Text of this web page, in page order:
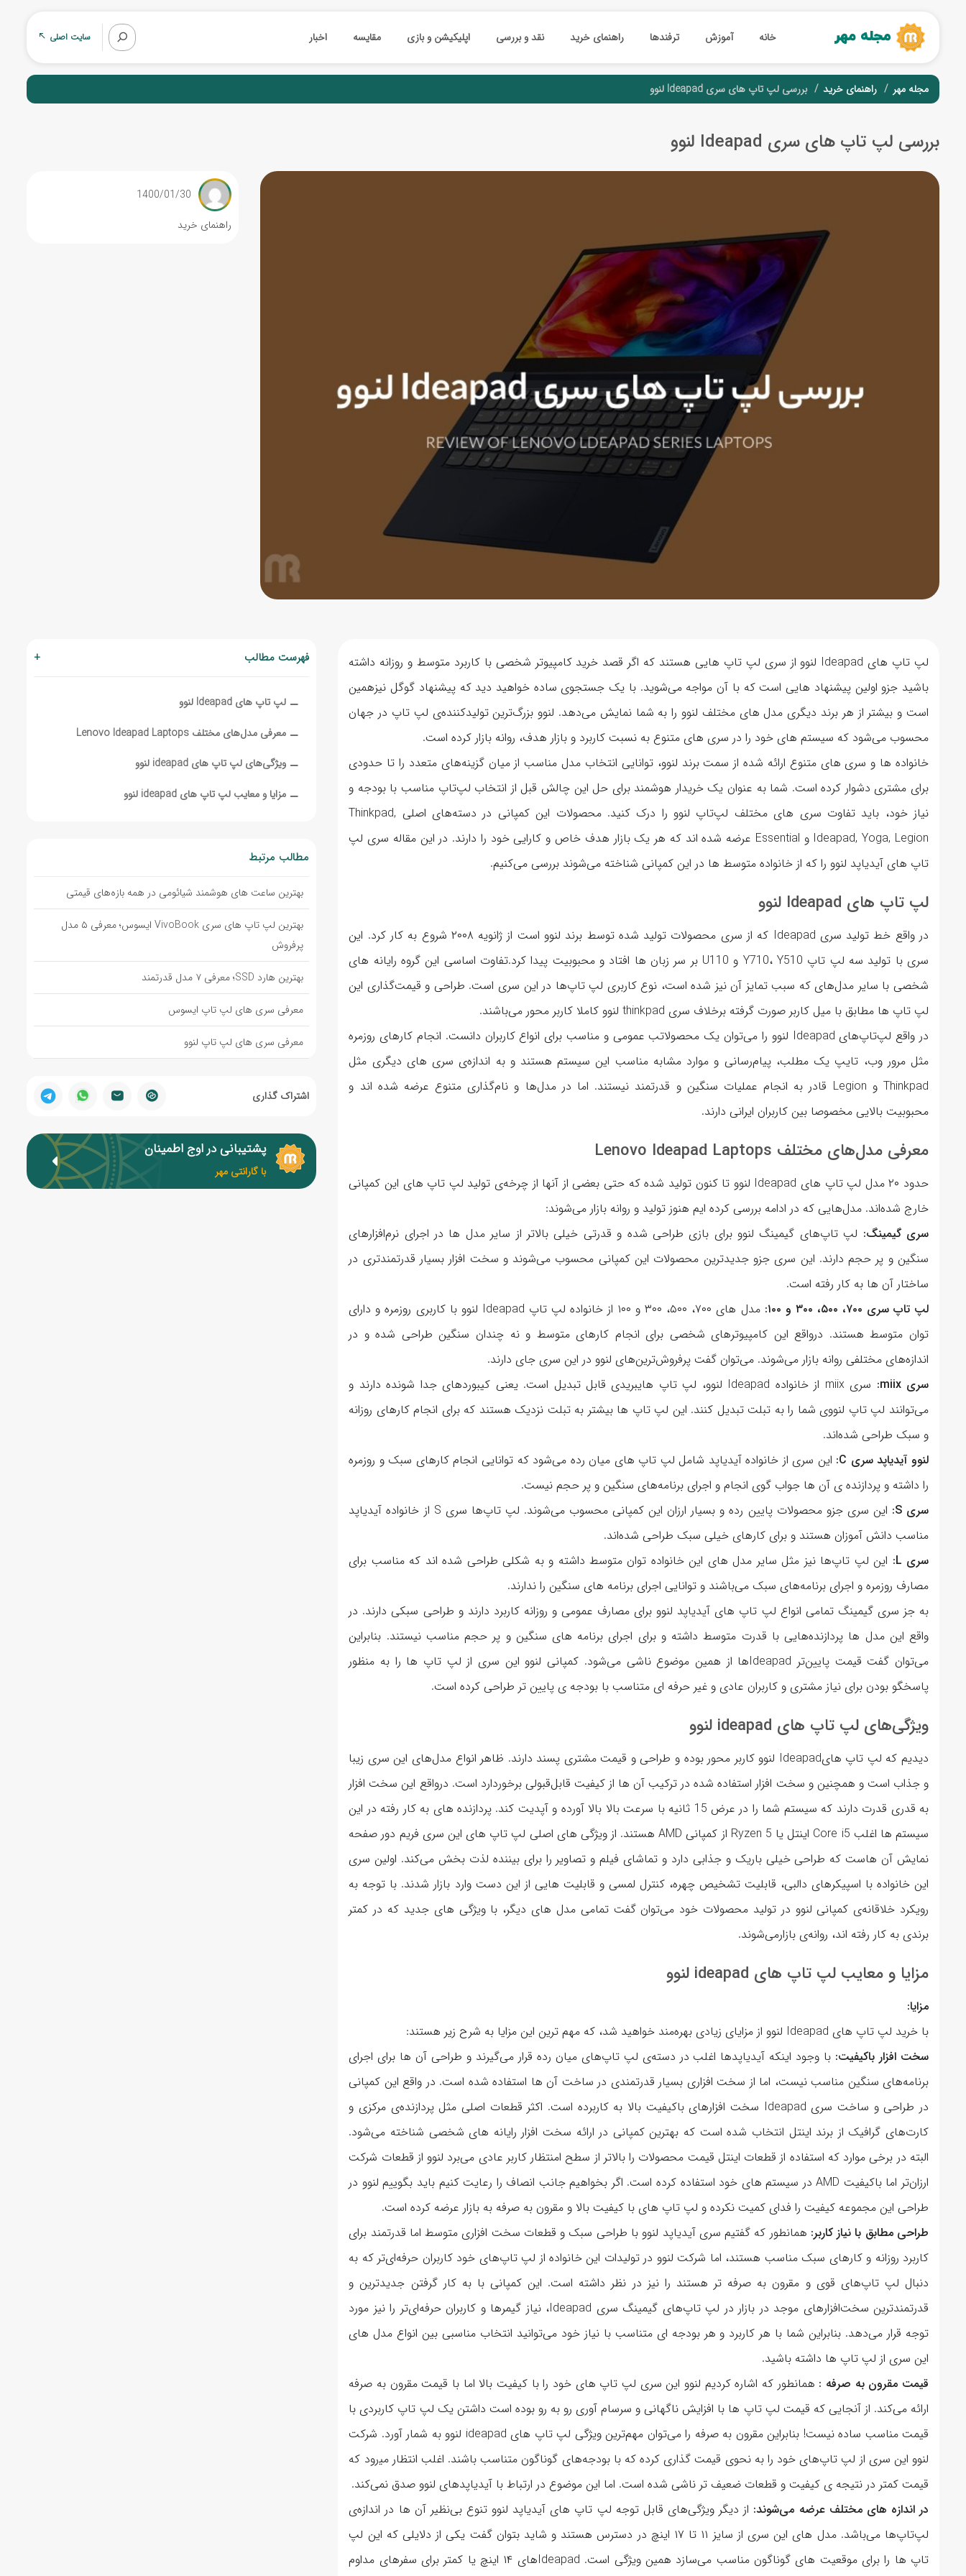
خانه آموزش ترفندها راهنمای خرید نقد و بررسی اپلیکیشن و بازی مقایسه اخبار سایت اصلی
مجله مهر راهنمای خرید بررسی لپ تاپ های سری Ideapad لنوو
بررسی لپ تاپ های سری Ideapad لنوو
1400/01/30
راهنمای خرید
لپ تاپ های Ideapad لنوو از سری لپ تاپ هایی هستند که اگر قصد خرید کامپیوتر شخصی با کاربرد متوسط و روزانه داشته
باشید جزو اولین پیشنهاد هایی است که با آن مواجه می‌شوید. با یک جستجوی ساده خواهید دید که پیشنهاد گوگل نیزهمین
است و بیشتر از هر برند دیگری مدل های مختلف لنوو را به شما نمایش می‌دهد. لنوو بزرگ‌ترین تولیدکننده‌ی لپ تاپ در جهان
محسوب می‌شود که سیستم های خود را در سری های متنوع به نسبت کاربرد و بازار هدف، روانه بازار کرده است.
خانواده ها و سری های متنوع ارائه شده از سمت برند لنوو، توانایی انتخاب مدل مناسب از میان گزینه‌های متعدد را تا حدودی
برای مشتری دشوار کرده است. شما به عنوان یک خریدار هوشمند برای حل این چالش قبل از انتخاب لپ‌تاپ مناسب با بودجه و
نیاز خود، باید تفاوت سری های مختلف لپ‌تاپ لنوو را درک کنید. محصولات این کمپانی در دسته‌های اصلی Thinkpad,
Ideapad, Yoga, Legion و Essential عرضه شده اند که هر یک بازار هدف خاص و کارایی خود را دارند. در این مقاله سری لپ
تاپ های آیدیاپد لنوو را که از خانواده متوسط ها در این کمپانی شناخته می‌شوند بررسی می‌کنیم.
لپ‌ تاپ های Ideapad لنوو
در واقع خط تولید سری Ideapad که از سری محصولات تولید شده توسط برند لنوو است از ژانویه ۲۰۰۸ شروع به کار کرد. این
سری با تولید سه لپ تاپ Y710، Y510 و U110 بر سر زبان ها افتاد و محبوبیت پیدا کرد.تفاوت اساسی این گروه رایانه های
شخصی با سایر مدل‌های که سبب تمایز آن نیز شده است، نوع کاربری لپ تاپ‌ها در این سری است. طراحی و قیمت‌گذاری این
لپ تاپ ها مطابق با میل کاربر صورت گرفته برخلاف سری thinkpad لنوو کاملا کاربر محور می‌باشند.
در واقع لپ‌تاپ‌های Ideapad لنوو را می‌توان یک محصولاتب عمومی و مناسب برای انواع کاربران دانست. انجام کارهای روزمره
مثل مرور وب، تایپ یک مطلب، پیام‌رسانی و موارد مشابه مناسب این سیستم هستند و به ‌اندازه‌ی سری های دیگری مثل
Thinkpad و Legion قادر به انجام عملیات سنگین و قدرتمند نیستند. اما در مدل‌ها و نام‌گذاری متنوع عرضه شده اند و
محبوبیت بالایی مخصوصا بین کاربران ایرانی دارند.
معرفی مدل‌های مختلف Lenovo Ideapad Laptops
حدود ۲۰ مدل لپ تاپ های Ideapad لنوو تا کنون تولید شده‌ که حتی بعضی از آنها از چرخه‌ی تولید لپ تاپ های این کمپانی
خارج شده‌اند. مدل‌هایی که در ادامه بررسی کرده ایم هنوز تولید و روانه بازار می‌شوند:
سری گیمینگ: لپ تاپ‌های گیمینگ لنوو برای بازی طراحی شده‌ و قدرتی خیلی بالاتر از سایر مدل ها در اجرای نرم‌افزارهای
سنگین و پر حجم دارند. این سری جزو جدید‌ترین محصولات این کمپانی محسوب می‌شوند و سخت افزار بسیار قدرتمندتری در
ساختار آن ها به کار رفته است.
لپ تاپ سری ۷۰۰، ۵۰۰، ۳۰۰ و ۱۰۰:
مدل های ۷۰۰، ۵۰۰، ۳۰۰ و ۱۰۰ از خانواده لپ تاپ Ideapad لنوو با کاربری روزمره و دارای
توان متوسط هستند. درواقع این کامپیوترهای شخصی برای انجام کارهای متوسط و نه چندان سنگین طراحی شده‌ و در
اندازه‌های مختلفی روانه بازار می‌شوند. می‌توان گفت پرفروش‌ترین‌های لنوو در این سری‌ جای دارند.
سری miix:
سری miix از خانواده Ideapad لنوو، لپ تاپ هایبریدی قابل تبدیل است. یعنی کیبوردهای جدا شونده دارند و
می‌توانند لپ تاپ لنووی شما را به تبلت تبدیل کنند. این لپ تاپ ها بیشتر به تبلت نزدیک‌ هستند که برای انجام کارهای روزانه
و سبک طراحی شده‌اند.
لنوو آیدیاپد سری C:
این سری از خانواده آیدیاپد شامل لپ تاپ های میان رده می‌شود که توانایی انجام کارهای سبک و روزمره
را داشته و پردازنده ی آن ها جواب گوی انجام و اجرای برنامه‌های سنگین و پر حجم نیست.
سری S:
این سری جزو محصولات پایین رده و بسیار ارزان این کمپانی محسوب می‌شوند. لپ تاپ‌ها سری S از خانواده آیدیاپد
مناسب دانش آموزان هستند و برای کارهای خیلی سبک طراحی شده‌اند.
سری L:
این لپ تاپ‌‌ها نیز مثل سایر مدل های این خانواده توان متوسط داشته و به شکلی طراحی شده اند که مناسب برای
مصارف روزمره و اجرای برنامه‌های سبک می‌باشند و توانایی اجرای برنامه های سنگین را ندارند.
به جز سری گیمینگ تمامی انواع لپ تاپ های آیدیاپد لنوو برای مصارف عمومی و روزانه کاربرد دارند و طراحی سبکی دارند. در
واقع این مدل ها پردازنده‌هایی با قدرت متوسط داشته و برای اجرای برنامه های سنگین و پر حجم مناسب نیستند. بنابراین
می‌توان گفت قیمت پایین‌تر Ideapadها از همین موضوع ناشی می‌شود. کمپانی لنوو این سری از لپ تاپ ها را به منظور
پاسخگو بودن برای نیاز مشتری و کاربران عادی و غیر حرفه ای متناسب با بودجه ی پایین تر طراحی کرده است.
ویژگی‌های لپ تاپ های ideapad لنوو
دیدیم که لپ تاپ هایIdeapad لنوو کاربر محور بوده و طراحی و قیمت مشتری پسند دارند. ظاهر انواع مدل‌های این سری زیبا
و جذاب است و همچنین و سخت افزار استفاده شده در ترکیب آن ها از کیفیت قابل‌قبولی برخوردارد است. درواقع این سخت افزار
به قدری قدرت دارند که سیستم شما را در عرض 15 ثانیه با سرعت بالا بالا آورده و آپدیت کند. پردازنده های به کار رفته در این
سیستم ها اغلب Core i5 اینتل یا Ryzen 5 از کمپانی AMD هستند. از ویژگی های اصلی لپ تاپ های این سری فریم دور صفحه
نمایش آن هاست که طراحی خیلی باریک و جذابی دارد و تماشای فیلم و تصاویر را برای بیننده لذت بخش می‌کند. اولین سری
این خانواده با اسپیکرهای دالبی، قابلیت تشخیص چهره، کنترل لمسی و قابلیت هایی از این دست وارد بازار شدند. با توجه به
رویکرد خلاقانه‌ی کمپانی لنوو در تولید محصولات خود می‌توان گفت تمامی مدل های دیگر، با ویژگی های جدید که در کمتر
برندی به کار رفته اند، روانه‌ی بازارمی‌شوند.
مزایا و معایب لپ تاپ های ideapad لنوو
مزایا:
با خرید لپ تاپ های Ideapad لنوو از مزایای زیادی بهره‌مند خواهید شد، که مهم ترین این مزایا به شرح زیر هستند:
سخت افزار باکیفیت: با وجود اینکه آیدیاپدها اغلب در دسته‌ی لپ تاپ‌های میان رده قرار می‌گیرند و طراحی آن ها برای اجرای
برنامه‌های سنگین مناسب نیست، اما از سخت افزاری بسیار قدرتمندی در ساخت آن ها استفاده شده است. در واقع این کمپانی
در طراحی و ساخت سری Ideapad سخت افزارهای باکیفیت‌ بالا به کاربرده است. اکثر قطعات اصلی مثل پردازنده‌ی مرکزی و
کارت‌های گرافیک از برند اینتل انتخاب شده است که بهترین کمپانی در ارائه سخت افزار رایانه های شخصی شناخته می‌شود.
البته در برخی موارد که استفاده از قطعات اینتل قیمت محصولات را بالاتر از سطح امنتظار کاربر عادی می‌برد لنوو از قطعات شرکت
ارزان‌تر اما باکیفیت AMD در سیستم های خود استفاده کرده است. اگر بخواهیم جانب انصاف را رعایت کنیم باید بگوییم لنوو در
طراحی این مجموعه کیفیت را فدای کمیت نکرده و لپ تاپ های با کیفیت بالا و مقرون به صرفه به بازار عرضه کرده است.
طراحی مطابق با نیاز کاربر: همانطور که گفتیم سری آیدیاپد لنوو با طراحی سبک و قطعات سخت افزاری متوسط اما قدرتمند برای
کاربرد روزانه و کارهای سبک مناسب هستند، اما شرکت لنوو در تولیدات این خانواده از لپ تاپ‌های خود کاربران حرفه‌ای‌تر که به
دنبال لپ تاپ‌های قوی‌ و مقرون به صرفه تر هستند را نیز در نظر داشته است. این کمپانی با به کار گرفتن جدیدترین و
قدرتمندترین سخت‌افزارهای موجد در بازار در لپ تاپ‌های گیمینگ سری Ideapad، نیاز گیمرها و کاربران حرفه‌ای‌تر را نیز مورد
توجه قرار می‌دهد. بنابراین شما با هر کاربرد و هر بودجه ای متناسب با نیاز خود می‌توانید انتخاب مناسبی بین انواع مدل های
این سری از لپ تاپ ها داشته باشید.
قیمت مقرون به صرفه : همانطور که اشاره کردیم لنوو این سری لپ تاپ های خود را با کیفیت بالا اما با قیمت مقرون به صرفه
ارائه می‌کند. از آنجایی که قیمت لپ تاپ ها با افزایش ناگهانی و سرسام آوری رو به رو بوده است داشتن یک لپ تاپ کاربردی با
قیمت مناسب ساده نیست! بنابراین مقرون به صرفه را می‌توان مهم‌ترین ویژگی لپ تاپ های ideapad لنوو به شمار آورد. شرکت
لنوو این سری از لپ تاپ‌های خود را به نحوی قیمت گذاری کرده که با بودجه‌های گوناگون متناسب باشند. اغلب انتظار می‍‌رود که
قیمت کمتر در نتیجه ی کیفیت و قطعات ضعیف تر ناشی شده است. اما این موضوع در ارتباط با آیدیاپدهای لنوو صدق نمی‌کند.
در اندازه های مختلف عرضه می‌شوند: از دیگر ویژگی‌های قابل توجه لپ تاپ های آیدیاپد لنوو تنوع بی‌نظیر آن ها در اندازه‌ی
لپ‌تاپ‌ها می‌باشد. مدل های این سری از سایز ۱۱ تا ۱۷ اینچ در دسترس هستند و شاید بتوان گفت یکی از دلایلی که این لپ
تاپ ها را برای موقعیت های گوناگون مناسب می‌سازد همین ویژگی است. Ideapadهای ۱۴ اینچ یا کمتر برای سفرهای مداوم
فهرست مطالب +
‒ لپ‌ تاپ های Ideapad لنوو
‒ معرفی مدل‌های مختلف Lenovo Ideapad Laptops
‒ ویژگی‌های لپ تاپ های ideapad لنوو
‒ مزایا و معایب لپ تاپ های ideapad لنوو
مطالب مرتبط
بهترین ساعت های هوشمند شیائومی در همه بازه‌های قیمتی
بهترین لپ تاپ های سری VivoBook ایسوس؛ معرفی ۵ مدل
پرفروش
بهترین هارد SSD؛ معرفی ۷ مدل قدرتمند
معرفی سری های لپ تاپ ایسوس
معرفی سری های لپ تاپ لنوو
اشتراک گذاری
پشتیبانی در اوج اطمینان
با گارانتی مهر